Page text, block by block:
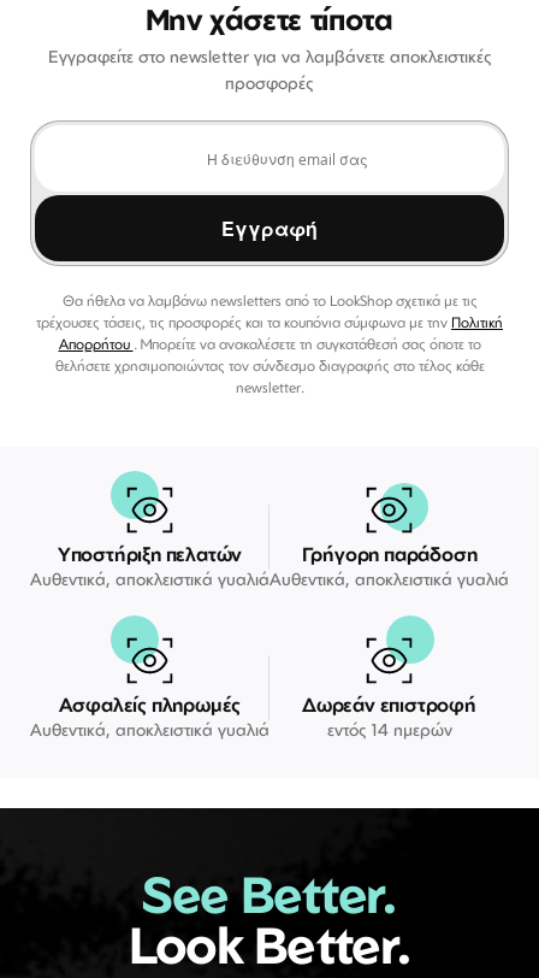
Μην χάσετε τίποτα
Εγγραφείτε στο newsletter για να λαμβάνετε αποκλειστικές
προσφορές
Εγγραφή
Θα ήθελα να λαμβάνω newsletters από το LookShop σχετικά με τις
τρέχουσες τάσεις, τις προσφορές και τα κουπόνια σύμφωνα με την Πολιτική
Απορρήτου . Μπορείτε να ανακαλέσετε τη συγκατάθεσή σας όποτε το
θελήσετε χρησιμοποιώντας τον σύνδεσμο διαγραφής στο τέλος κάθε
newsletter.
Υποστήριξη πελατών
Αυθεντικά, αποκλειστικά γυαλιά
Γρήγορη παράδοση
Αυθεντικά, αποκλειστικά γυαλιά
Ασφαλείς πληρωμές
Αυθεντικά, αποκλειστικά γυαλιά
Δωρεάν επιστροφή
εντός 14 ημερών
See Better.
Look Better.